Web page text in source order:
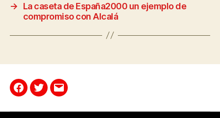
→
La caseta de España2000 un ejemplo de
compromiso con Alcalá